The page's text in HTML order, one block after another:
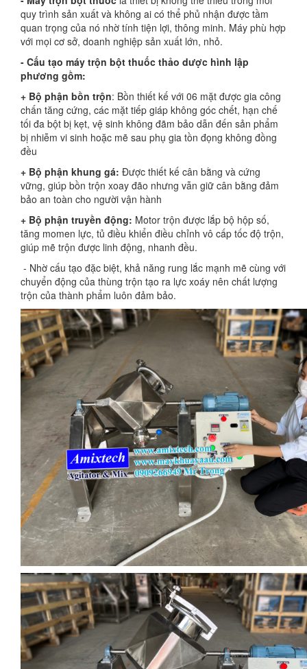
quy trình sản xuất và không ai có thể phủ nhận được tầm
quan trọng của nó nhờ tính tiện lợi, thông minh. Máy phù hợp
với mọi cơ sở, doanh nghiệp sản xuất lớn, nhỏ.
- Cấu tạo máy trộn bột thuốc thảo dược hình lập
phương gồm:
+ Bộ phận bồn trộn: Bồn thiết kế với 06 mặt được gia công
chấn tăng cứng, các mặt tiếp giáp không góc chết, hạn chế
tối đa bột bị kẹt, vệ sinh không đãm bảo dẫn đến sản phẩm
bị nhiễm vi sinh hoặc mẽ sau phụ gia tồn đọng không đồng
đều
+ Bộ phận khung gá: Được thiết kế cân bằng và cứng
vững, giúp bồn trộn xoay đão nhưng vẫn giữ cân bằng đảm
bảo an toàn cho người vận hành
+ Bộ phận truyền động: Motor trộn được lắp bộ hộp số,
tăng momen lực, tủ điều khiển điều chỉnh vô cấp tốc độ trộn,
giúp mẽ trộn được linh động, nhanh đều.
- Nhờ cấu tạo đặc biệt, khả năng rung lắc mạnh mẽ cùng với
chuyển động của thùng trộn tạo ra lực xoáy nên chất lượng
trộn của thành phẩm luôn đảm bảo.